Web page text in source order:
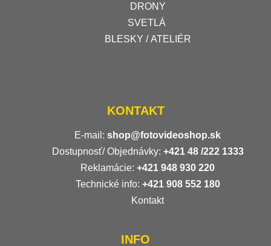
DRONY
SVETLÁ
BLESKY / ATELIÉR
KONTAKT
E-mail: shop@fotovideoshop.sk
Dostupnosť/ Objednávky: +421 48 /222 1333
Reklamácie: +421 948 930 220
Technické info: +421 908 552 180
Kontakt
INFO